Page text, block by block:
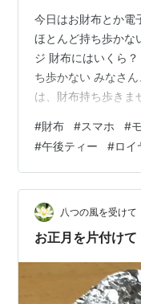
今日はお財布とか電
ほとんど持ち歩かな
ジ 財布にはいくら
ち歩かない みなさ
は、財布持ち歩きま
けれど、よく行く食
メなので仕方なく。
入れません。 会社
ぼスマホでsuicaで
とんどなし。 あると
のモバイルS…
#財布 #スマホ #
#午後ティー #ロイ
八つの風を受けて
お正月を片付け